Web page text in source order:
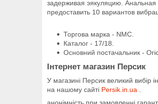
задерживая эякуляцию.
предоставить 10 вариантов
Торгова марка - NMC.
Каталог - 17/18.
Основний постачальник -
Інтернет магазин Персик
У магазині Персик великий вибір
на нашому сайті Persik.in.ua
анонімність при замовленні